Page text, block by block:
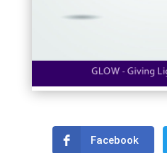
Facebook